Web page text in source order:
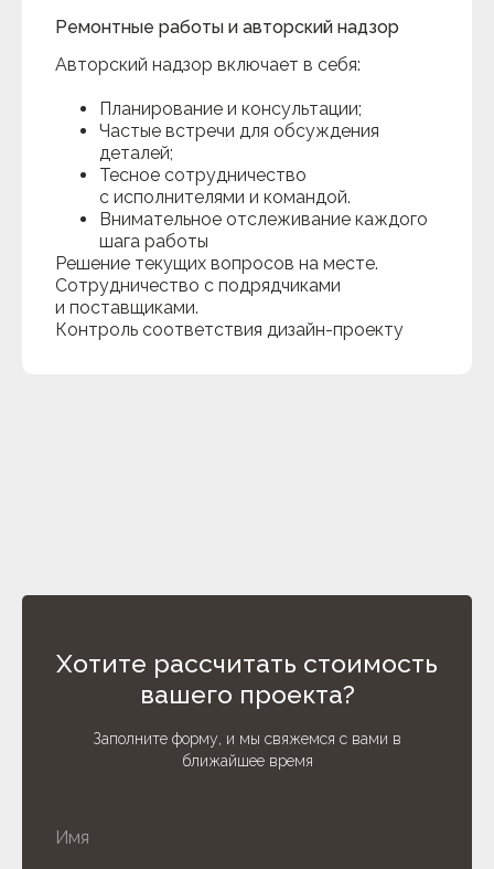
Ремонтные работы и авторский надзор
Авторский надзор включает в себя:
Планирование и консультации;
Частые встречи для обсуждения
деталей;
Тесное сотрудничество
с исполнителями и командой.
Внимательное отслеживание каждого
шага работы
Решение текущих вопросов на месте.
Сотрудничество с подрядчиками
и поставщиками.
Контроль соответствия дизайн-проекту
Хотите рассчитать стоимость
вашего проекта?
Заполните форму, и мы свяжемся с вами в
ближайшее время